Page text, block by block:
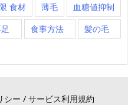
食材 薄毛
血糖値抑制
食事方法 髪の毛
シー / サービス利用規約